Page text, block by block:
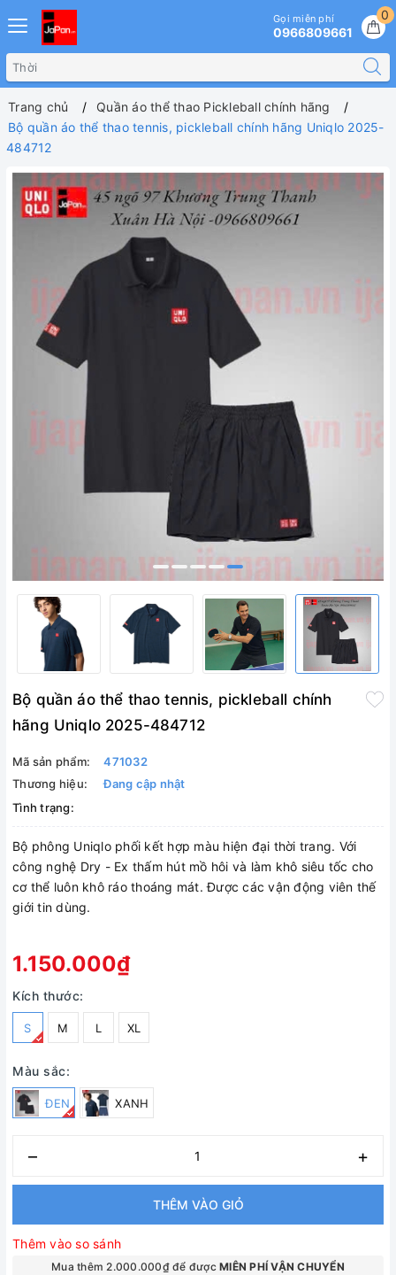
0
Gọi miễn phí
0966809661
Trang chủ
Quần áo thể thao Pickleball chính hãng
Bộ quần áo thể thao tennis, pickleball chính hãng Uniqlo 2025-
484712
Bộ quần áo thể thao tennis, pickleball chính
hãng Uniqlo 2025-484712
Mã sản phẩm:
471032
Thương hiệu:
Đang cập nhật
Tình trạng:
Bộ phông Uniqlo phối kết hợp màu hiện đại thời trang. Với
công nghệ Dry - Ex thấm hút mồ hôi và làm khô siêu tốc cho
cơ thể luôn khô ráo thoáng mát. Được các vận động viên thế
giới tin dùng.
1.150.000₫
Kích thước:
S M L XL
Màu sắc:
ĐEN XANH
– +
THÊM VÀO GIỎ
Thêm vào so sánh
Mua thêm 2.000.000₫ để đượcMIÊN PHÍ VẬN CHUYỂN